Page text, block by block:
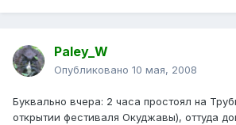
Paley_W
Опубликовано 10 мая, 2008
Буквально вчера: 2 часа простоял на
открытии фестиваля Окуджавы), оттуда